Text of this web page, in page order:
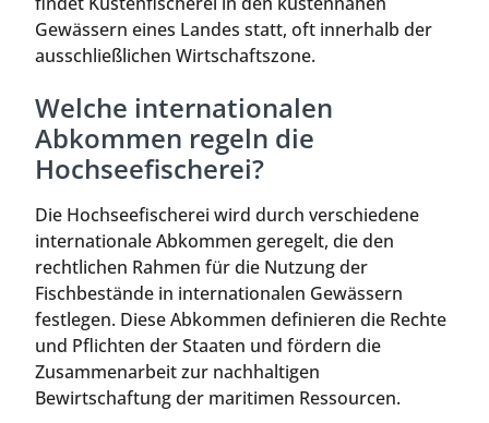
Gewässern eines Landes statt, oft innerhalb der
ausschließlichen Wirtschaftszone.
Welche internationalen
Abkommen regeln die
Hochseefischerei?
Die Hochseefischerei wird durch verschiedene
internationale Abkommen geregelt, die den
rechtlichen Rahmen für die Nutzung der
Fischbestände in internationalen Gewässern
festlegen. Diese Abkommen definieren die Rechte
und Pflichten der Staaten und fördern die
Zusammenarbeit zur nachhaltigen
Bewirtschaftung der maritimen Ressourcen.